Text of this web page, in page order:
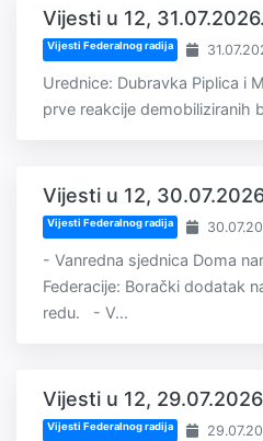
Vijesti u 12, 31.07.2026.
Vijesti Federalnog radija
Urednice: Dubravka Piplica i
prve reakcije demobiliziranih
Vijesti u 12,
Vijesti Federalnog radija
- Vanredna sjednica Doma
Federacije: Borački dodatak
redu. - V...
Vijesti u 12,
Vijesti Federalnog radija